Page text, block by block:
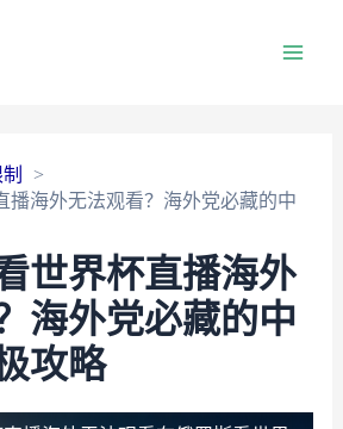
播海外无法观看？海外党必藏的中
世界杯直播海外
海外党必藏的中
攻略